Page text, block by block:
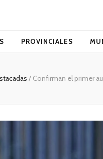
PROVINCIALES
/ Confirman el primer